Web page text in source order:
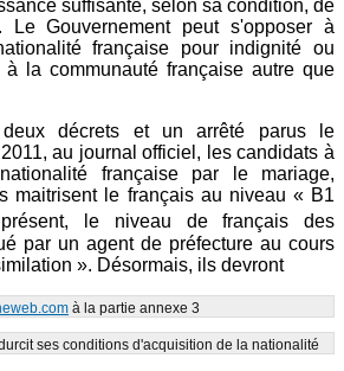
suffisante, selon sa condition, de
Le Gouvernement peut s'opposer à
française pour indignité ou
à la communauté française autre que
deux décrets et un arrêté parus le
au journal officiel, les candidats à
française par le mariage,
maitrisent le français au niveau « B1
le niveau de français des
par un agent de préfecture au cours
». Désormais, ils devront
à la partie annexe 3
ses conditions d'acquisition de la nationalité